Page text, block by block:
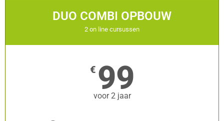
DUO COMBI OPBOUW
2 on line cursussen
€ 99
voor 2 jaar